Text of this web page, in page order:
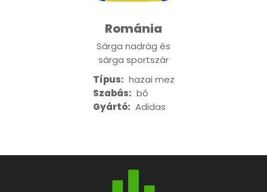
Románia
Sárga nadrág és
sárga sportszár
Típus: hazai mez
Szabás: bő
Gyártó: Adidas